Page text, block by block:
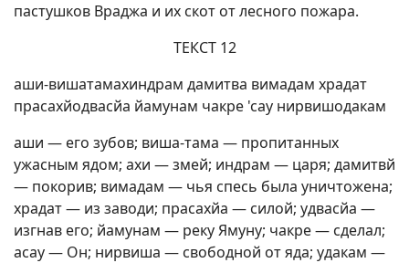
пастушков Враджа и их скот от лесного пожара.
ТЕКСТ 12
аши-вишатамахиндрам дамитва вимадам храдат
прасахйодвасйа йамунам чакре 'сау нирвишодакам
аши — его зубов; виша-тама — пропитанных
ужасным ядом; ахи — змей; индрам — царя; дамитвй
— покорив; вимадам — чья спесь была уничтожена;
храдат — из заводи; прасахйа — силой; удвасйа —
изгнав его; йамунам — реку Ямуну; чакре — сделал;
асау — Он; нирвиша — свободной от яда; удакам —